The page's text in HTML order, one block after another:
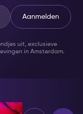
Aanmelden
uit, exclusieve
in Amsterdam.